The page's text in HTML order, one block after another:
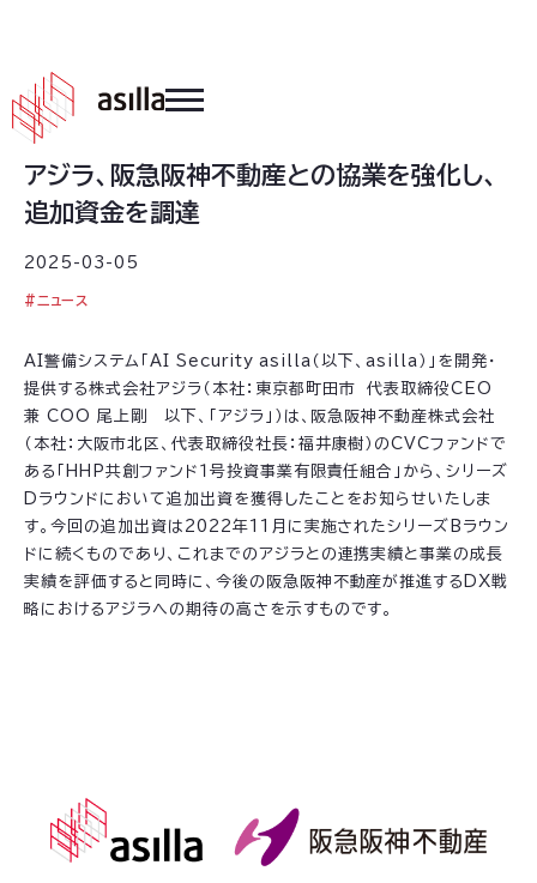
2025 .
アジラ、阪急阪神不動産との協業を強化し、
追加資金を調達
2025-03-05
# ニュース
AI警備システム「AI Security asilla（以下、asilla）」を開発・
提供する株式会社アジラ（本社：東京都町田市 代表取締役CEO
兼 COO 尾上剛 以下、「アジラ」）は、阪急阪神不動産株式会社
（本社：大阪市北区、代表取締役社長：福井康樹）のCVCファンドで
ある「HHP共創ファンド１号投資事業有限責任組合」から、シリーズ
Dラウンドにおいて追加出資を獲得したことをお知らせいたしま
す。今回の追加出資は2022年11月に実施されたシリーズBラウン
ドに続くものであり、これまでのアジラとの連携実績と事業の成長
実績を評価すると同時に、今後の阪急阪神不動産が推進するDX戦
略におけるアジラへの期待の高さを示すものです。